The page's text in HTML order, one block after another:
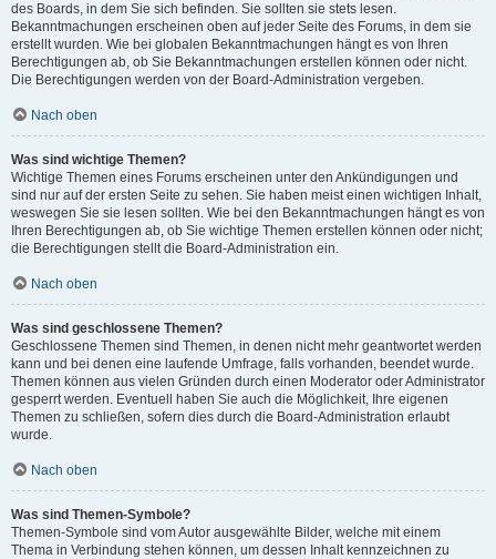
des Boards, in dem Sie sich befinden. Sie sollten sie stets lesen.
Bekanntmachungen erscheinen oben auf jeder Seite des Forums, in dem sie
erstellt wurden. Wie bei globalen Bekanntmachungen hängt es von Ihren
Berechtigungen ab, ob Sie Bekanntmachungen erstellen können oder nicht.
Die Berechtigungen werden von der Board-Administration vergeben.
Nach oben
Was sind wichtige Themen?
Wichtige Themen eines Forums erscheinen unter den Ankündigungen und
sind nur auf der ersten Seite zu sehen. Sie haben meist einen wichtigen Inhalt,
weswegen Sie sie lesen sollten. Wie bei den Bekanntmachungen hängt es von
Ihren Berechtigungen ab, ob Sie wichtige Themen erstellen können oder nicht;
die Berechtigungen stellt die Board-Administration ein.
Nach oben
Was sind geschlossene Themen?
Geschlossene Themen sind Themen, in denen nicht mehr geantwortet werden
kann und bei denen eine laufende Umfrage, falls vorhanden, beendet wurde.
Themen können aus vielen Gründen durch einen Moderator oder Administrator
gesperrt werden. Eventuell haben Sie auch die Möglichkeit, Ihre eigenen
Themen zu schließen, sofern dies durch die Board-Administration erlaubt
wurde.
Nach oben
Was sind Themen-Symbole?
Themen-Symbole sind vom Autor ausgewählte Bilder, welche mit einem
Thema in Verbindung stehen können, um dessen Inhalt kennzeichnen zu